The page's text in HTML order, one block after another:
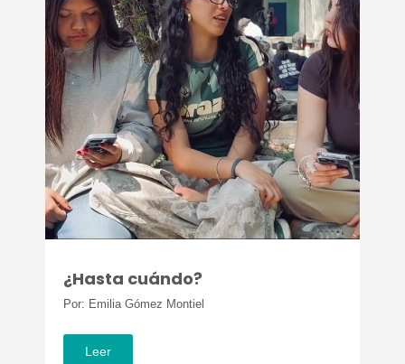
¿Hasta cuándo?
Por: Emilia Gómez Montiel
Leer